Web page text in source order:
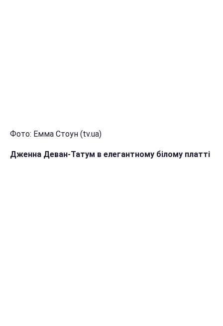
Фото: Емма Стоун (tv.ua)
Дженна Деван-Татум в елегантному білому платті